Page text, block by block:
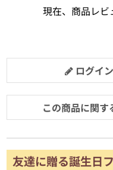
現在、商品レビ
ログイ
この商品に関
友達に贈る誕生日